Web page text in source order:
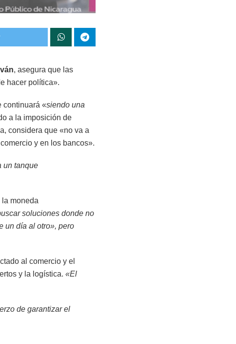
, asegura que las
hacer política».
continuará «siendo una
a la imposición de
considera que «no va a
y en los bancos».
un tanque
moneda
soluciones donde no
un día al otro», pero
al comercio y el
y la logística. «El
de garantizar el